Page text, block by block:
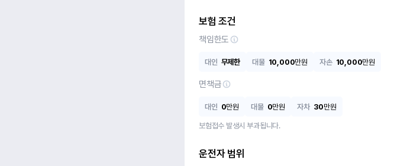
보험 조건
책임한도
대인 무제한 대물 10,000만원 자손 10,000만원
면책금
대인 0만원 대물 0만원 자차 30만원
보험접수 발생시 부과됩니다.
운전자 범위